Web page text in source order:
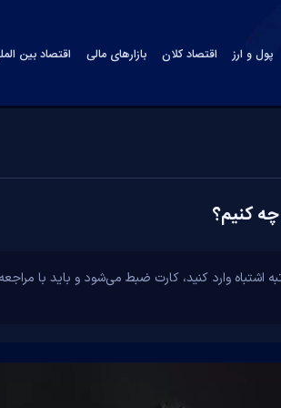
پول و ارز اقتصاد کلان بازارهای مالی اقتصاد بین
کنیم؟
اشتباه وارد کنید، کارت ضبط می‌شود و باید با